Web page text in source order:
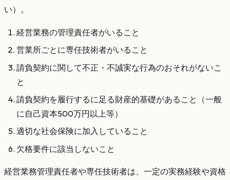
い）。
経営業務の管理責任者がいること
営業所ごとに専任技術者がいること
請負契約に関して不正・不誠実な行為のおそれがないこ
と
請負契約を履行するに足る財産的基礎があること（一般
に自己資本500万円以上等）
適切な社会保険に加入していること
欠格要件に該当しないこと
経営業務管理責任者や専任技術者は、一定の実務経験や資格